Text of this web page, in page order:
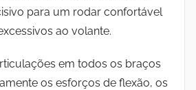
para um rodar confortável
ao volante.
em todos os braços
os esforços de flexão, os